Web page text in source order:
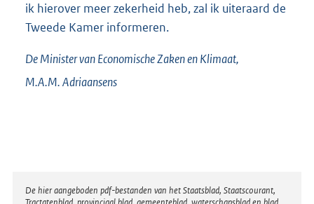
ik hierover meer zekerheid heb, zal ik uiteraard de
Tweede Kamer informeren.
De Minister van Economische Zaken en Klimaat,
M.A.M.Adriaansens
Disclaimer
De hier aangeboden pdf-bestanden van het Staatsblad, Staatscourant,